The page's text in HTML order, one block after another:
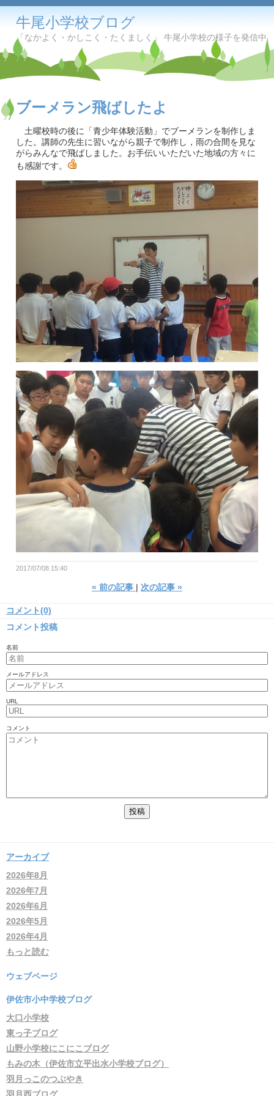
牛尾小学校ブログ
「なかよく・かしこく・たくましく」 牛尾小学校の様子を発信中
ブーメラン飛ばしたよ
土曜校時の後に「青少年体験活動」でブーメランを制作しま
した。講師の先生に習いながら親子で制作し，雨の合間を見な
がらみんなで飛ばしました。お手伝いいただいた地域の方々に
も感謝です。
2017/07/08 15:40
« 前の記事 次の記事 »
コメント(0)
コメント投稿
名前
メールアドレス
URL
コメント
アーカイブ
2026年8月
2026年7月
2026年6月
2026年5月
2026年4月
もっと読む
ウェブページ
伊佐市小中学校ブログ
大口小学校
東っ子ブログ
山野小学校にこにこブログ
もみの木（伊佐市立平出水小学校ブログ）
羽月っこのつぶやき
羽月西ブログ